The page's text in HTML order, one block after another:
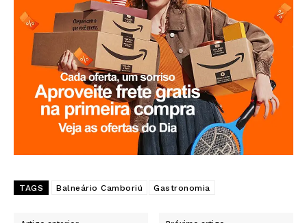
TAGS Balneário Camboriú Gastronomia